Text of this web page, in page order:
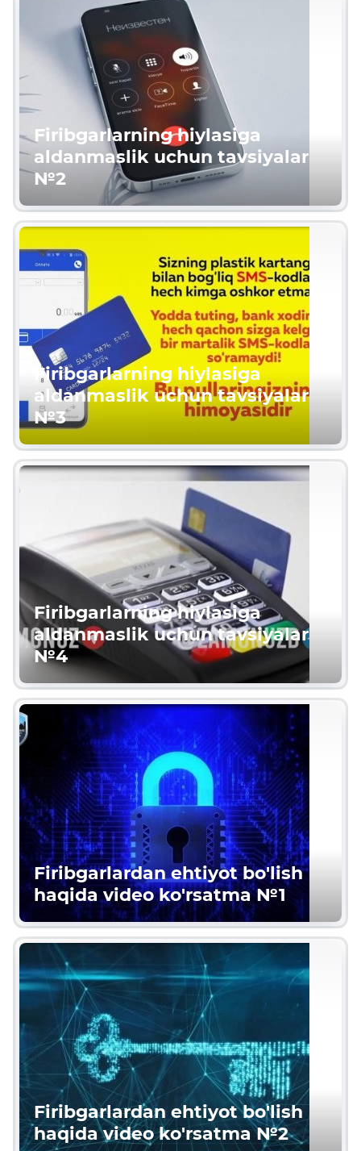
Firibgarlarning hiylasiga
aldanmaslik uchun tavsiyalar
№2
Firibgarlarning hiylasiga
aldanmaslik uchun tavsiyalar
№3
Firibgarlarning hiylasiga
aldanmaslik uchun tavsiyalar
№4
Firibgarlardan ehtiyot bo'lish
haqida video ko'rsatma №1
Firibgarlardan ehtiyot bo'lish
haqida video ko'rsatma №2